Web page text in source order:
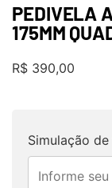
PEDIVELA
175MM
R$ 390,00
Simulação